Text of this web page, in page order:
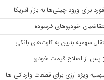
برای ورود چینی‌ها به بازار آمریکا
خودروهای فرسوده
سهمیه بنزین به کارت‌های بانکی
پس از اصلاح قیمت خودرو
ویژه ارزی برای قطعات وارداتی ها